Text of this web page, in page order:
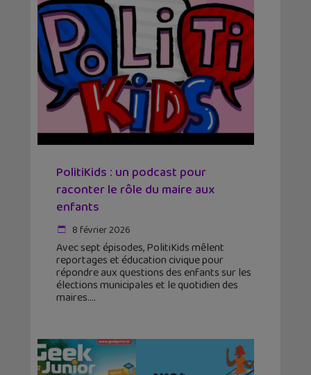
PolitiKids : un podcast pour
raconter le rôle du maire aux
enfants
8 février 2026
Avec sept épisodes, PolitiKids mêlent
reportages et éducation civique pour
répondre aux questions des enfants sur les
élections municipales et le quotidien des
maires.